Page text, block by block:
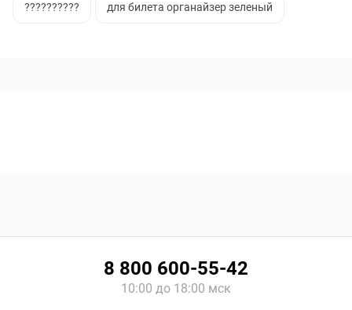
?????????? для билета органайзер зеленый
8 800 600-55-42
10:00 до 18:00 мск